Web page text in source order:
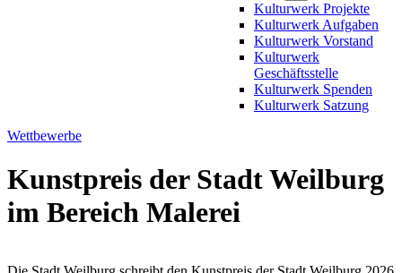
Kulturwerk Projekte
Kulturwerk Aufgaben
Kulturwerk Vorstand
Kulturwerk
Geschäftsstelle
Kulturwerk Spenden
Kulturwerk Satzung
Wettbewerbe
Kunstpreis der Stadt Weilburg
im Bereich Malerei